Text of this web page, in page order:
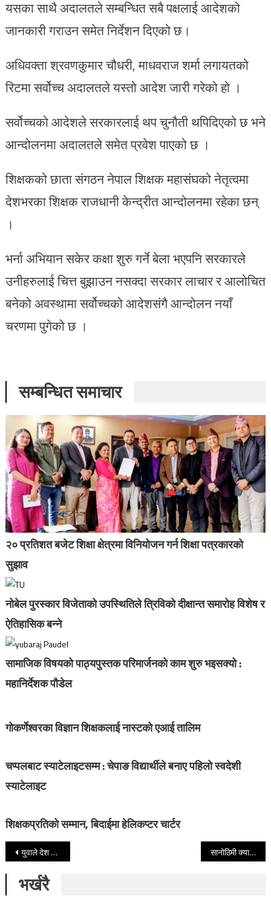
यसका साथै अदालतले सम्बन्धित सबै पक्षलाई आदेशको
जानकारी गराउन समेत निर्देशन दिएको छ।
अधिवक्ता श्रवणकुमार चौधरी, माधवराज शर्मा लगायतको
रिटमा सर्वोच्च अदालतले यस्तो आदेश जारी गरेको हो ।
सर्वोच्चको आदेशले सरकारलाई थप चुनौती थपिदिएको छ भने
आन्दोलनमा अदालतले समेत प्रवेश पाएको छ ।
शिक्षकको छाता संगठन नेपाल शिक्षक महासंघको नेतृत्वमा
देशभरका शिक्षक राजधानी केन्द्रीत आन्दोलनमा रहेका छन्
।
भर्ना अभियान सकेर कक्षा शुरु गर्ने बेला भएपनि सरकारले
उनीहरुलाई चित्त बुझाउन नसक्दा सरकार लाचार र आलोचित
बनेको अवस्थामा सर्वोच्चको आदेशसंगै आन्दोलन नयाँ
चरणमा पुगेको छ ।
सम्बन्धित समाचार
२० प्रतिशत बजेट शिक्षा क्षेत्रमा विनियोजन गर्न शिक्षा पत्रकारको
सुझाव
नोबेल पुरस्कार विजेताको उपस्थितिले त्रिविको दीक्षान्त समारोह विशेष र
ऐतिहासिक बन्ने
सामाजिक विषयको पाठ्यपुस्तक परिमार्जनको काम शुरु भइसक्यो :
महानिर्देशक पौडेल
गोकर्णेश्वरका विज्ञान शिक्षकलाई नास्टको एआई तालिम
चप्पलबाट स्याटेलाइटसम्म : चेपाङ विद्यार्थीले बनाए पहिलो स्वदेशी
स्याटेलाइट
शिक्षकप्रतिको सम्मान, बिदाईमा हेलिकप्टर चार्टर
Post navigation
युवाले देश बनाउने संकल्प गर्नुपर्छ : प्रधानमन्त्री सानोठिमी क्याम्पसलाई ६ थान प्रोजेक्टर र पर्दा उपहार
भर्खरै